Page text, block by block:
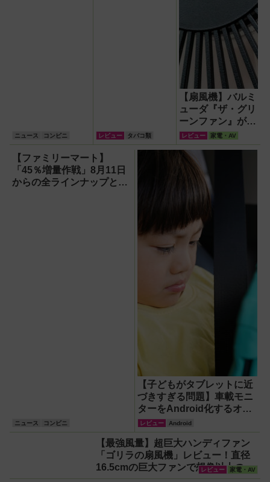
ニュース コンビニ レビュー タバコ類
【扇風機】バルミ
ューダ『ザ・グリ
ーンファン』が再
現する自然の風が
徹底している！
レビュー 家電・AV
【ファミリーマート】
「45％増量作戦」8月11日
からの全ラインナップとキ
ニュース コンビニ
【子どもがタブレットに近
づきすぎる問題】車載モニ
ターをAndroid化するオッ
トキャスト「OTTOAIBOX
P3 Pro」を試してみた結果
レビュー Android
【最強風量】超巨大ハンディファン
「ゴリラの扇風機」レビュー！直径
16.5cmの巨大ファンで想像以上の涼
しさを体感
レビュー 家電・AV